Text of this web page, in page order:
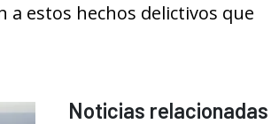
a estos hechos delictivos que
Noticias relacionadas